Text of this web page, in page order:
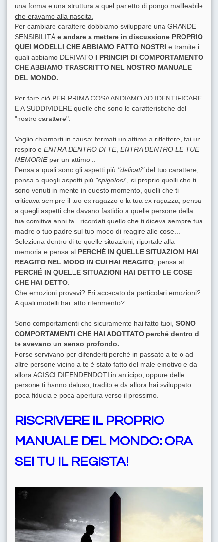
una forma e una struttura a quel panetto di pongo mallleabile
che eravamo alla nascita.
Per cambiare carattere dobbiamo sviluppare una GRANDE
SENSIBILITÀ e andare a mettere in discussione PROPRIO
QUEI MODELLI CHE ABBIAMO FATTO NOSTRI e tramite i
quali abbiamo DERIVATO I PRINCIPI DI COMPORTAMENTO
CHE ABBIAMO TRASCRITTO NEL NOSTRO MANUALE
DEL MONDO.
Per fare ciò PER PRIMA COSA ANDIAMO AD IDENTIFICARE
E A SUDDIVIDERE quelle che sono le caratteristiche del
"nostro carattere".
Voglio chiamarti in causa: fermati un attimo a riflettere, fai un
respiro e ENTRA DENTRO DI TE, ENTRA DENTRO LE TUE
MEMORIEper un attimo...
Pensa a quali sono gli aspetti più "delicati"del tuo carattere,
pensa a quegli aspetti più "spigolosi", si proprio quelli che ti
sono venuti in mente in questo momento, quelli che ti
criticava sempre il tuo ex ragazzo o la tua ex ragazza, pensa
a quegli aspetti che davano fastidio a quelle persone della
tua comitiva anni fa...ricordati quello che ti diceva sempre tua
madre o tuo padre sul tuo modo di reagire alle cose...
Seleziona dentro di te quelle situazioni, riportale alla
memoria e pensa al PERCHÉ IN QUELLE SITUAZIONI HAI
REAGITO NEL MODO IN CUI HAI REAGITO , pensa al
PERCHÉ IN QUELLE SITUAZIONI HAI DETTO LE COSE
CHE HAI DETTO
Che emozioni provavi? Eri accecato da particolari emozioni?
A quali modelli hai fatto riferimento?
Sono comportamenti che sicuramente hai fatto tuoi, SONO
COMPORTAMENTI CHE HAI ADOTTATO perché dentro di
te avevano un senso profondo.
Forse servivano per difenderti perché in passato a te o ad
altre persone vicino a te è stato fatto del male emotivo e da
allora AGISCI DIFENDENDOTI in anticipo, oppure delle
persone ti hanno deluso, tradito e da allora hai sviluppato
poca fiducia e poca apertura verso il prossimo.
RISCRIVERE IL PROPRIO
MANUALE DEL MONDO: ORA
SEI TU IL REGISTA!